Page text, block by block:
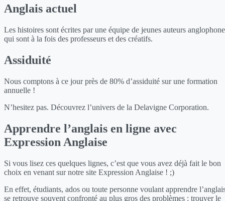
Anglais actuel
Les histoires sont écrites par une équipe de jeunes auteurs
qui sont à la fois des professeurs et des créatifs.
Assiduité
Nous comptons à ce jour près de 80% d’assiduité sur une formation
annuelle !
N’hesitez pas. Découvrez l’univers de la Delavigne Corporation.
Apprendre l’anglais en ligne avec
Expression Anglaise
Si vous lisez ces quelques lignes, c’est que vous avez déjà fait le bon
choix en venant sur notre site Expression Anglaise ! ;)
En effet, étudiants, ados ou toute personne voulant apprendre
se retrouve souvent confronté au plus gros des problèmes : trouver le